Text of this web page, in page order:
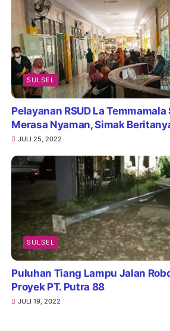
SULSEL
Pelayanan RSUD La
Merasa Nyaman, Simak
JULI 25, 2022
SULSEL
Puluhan Tiang Lampu Jalan
Proyek PT. Putra 88
JULI 19, 2022